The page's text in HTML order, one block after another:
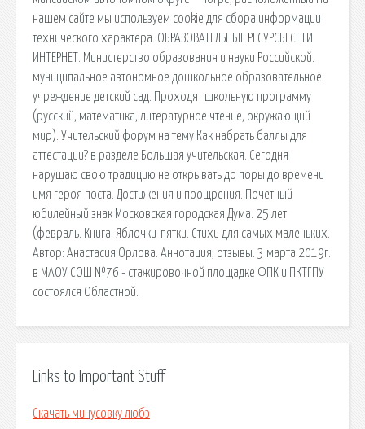
нашем сайте мы используем cookie для сбора информации
технического характера. ОБРАЗОВАТЕЛЬНЫЕ РЕСУРСЫ СЕТИ
ИНТЕРНЕТ. Министерство образования и науки Российской.
муниципальное автономное дошкольное образовательное
учреждение детский сад. Проходят школьную программу
(русский, математика, литературное чтение, окружающий
мир). Учительский форум на тему Как набрать баллы для
аттестации? в разделе Большая учительская. Сегодня
нарушаю свою традицию не открывать до поры до времени
имя героя поста. Достижения и поощрения. Почетный
юбилейный знак Московская городская Дума. 25 лет
(февраль. Книга: Яблочки-пятки. Стихи для самых маленьких.
Автор: Анастасия Орлова. Аннотация, отзывы. 3 марта 2019г.
в МАОУ СОШ №76 - стажировочной площадке ФПК и ПКТГПУ
состоялся Областной.
Links to Important Stuff
Скачать минусовку любэ